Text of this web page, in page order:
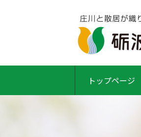
トップページ